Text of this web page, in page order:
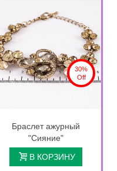
30%
Off
Браслет ажурный
"Сияние"
В КОРЗИНУ